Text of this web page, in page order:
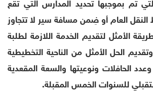
العام أو ضِمن مسافة سير لا تتجاوز
الأمثل لتقديم الخدمة اللازمة لطلبة
الحل الأمثل من الناحية التخطيطية
وعدد الحافلات ونوعيتها والسعة المقعدية
للسنوات الخمس المقبلة.